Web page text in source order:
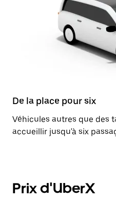
De la place pour six
Véhicules autres que des
accueillir jusqu'à six
Prix d'UberX